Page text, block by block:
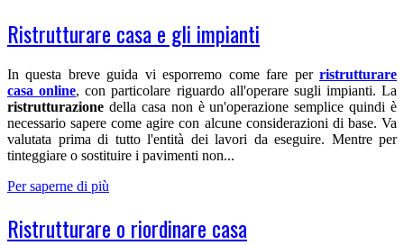
Ristrutturare casa e gli impianti
In questa breve guida vi esporremo come fare per ristrutturare
casa online, con particolare riguardo all'operare sugli impianti. La
ristrutturazione della casa non è un'operazione semplice quindi è
necessario sapere come agire con alcune considerazioni di base. Va
valutata prima di tutto l'entità dei lavori da eseguire. Mentre per
tinteggiare o sostituire i pavimenti non...
Per saperne di più
Ristrutturare o riordinare casa